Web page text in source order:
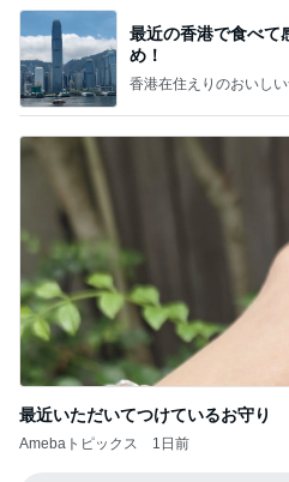
最近の香港で食べて
め！
香港在住えりのおいし
最近いただいてつけているお守り
Amebaトピックス 1日前